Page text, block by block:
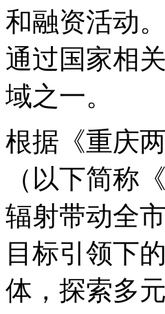
和融资活动
通过国家相
域之一。
根据《重庆
（以下简称
辐射带动全
目标引领下
体，探索多